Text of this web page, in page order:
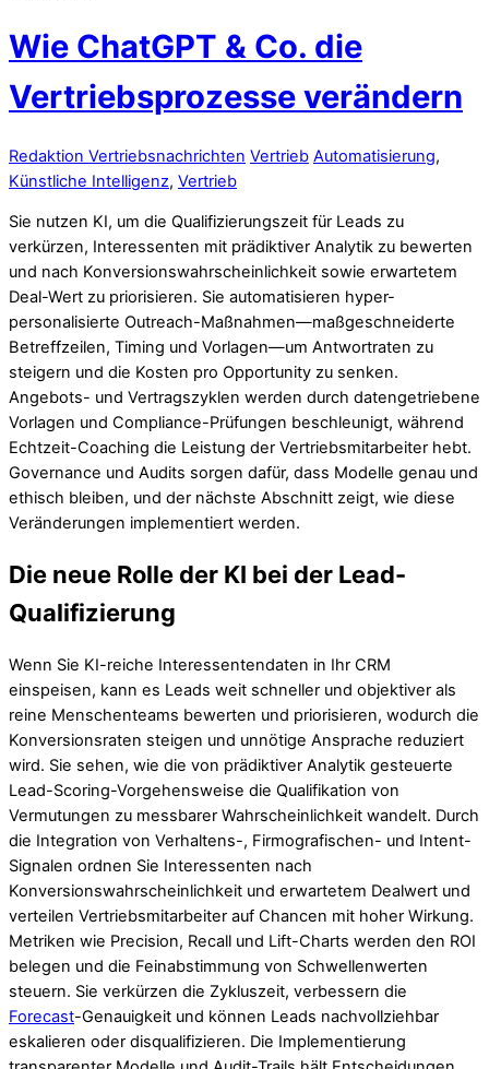
Wie ChatGPT & Co. die
Vertriebsprozesse verändern
Redaktion Vertriebsnachrichten Vertrieb Automatisierung,
Künstliche Intelligenz, Vertrieb
Sie nutzen KI, um die Qualifizierungszeit für Leads zu
verkürzen, Interessenten mit prädiktiver Analytik zu bewerten
und nach Konversionswahrscheinlichkeit sowie erwartetem
Deal-Wert zu priorisieren. Sie automatisieren hyper-
personalisierte Outreach-Maßnahmen—maßgeschneiderte
Betreffzeilen, Timing und Vorlagen—um Antwortraten zu
steigern und die Kosten pro Opportunity zu senken.
Angebots- und Vertragszyklen werden durch datengetriebene
Vorlagen und Compliance-Prüfungen beschleunigt, während
Echtzeit-Coaching die Leistung der Vertriebsmitarbeiter hebt.
Governance und Audits sorgen dafür, dass Modelle genau und
ethisch bleiben, und der nächste Abschnitt zeigt, wie diese
Veränderungen implementiert werden.
Die neue Rolle der KI bei der Lead-
Qualifizierung
Wenn Sie KI-reiche Interessentendaten in Ihr CRM
einspeisen, kann es Leads weit schneller und objektiver als
reine Menschenteams bewerten und priorisieren, wodurch die
Konversionsraten steigen und unnötige Ansprache reduziert
wird. Sie sehen, wie die von prädiktiver Analytik gesteuerte
Lead-Scoring-Vorgehensweise die Qualifikation von
Vermutungen zu messbarer Wahrscheinlichkeit wandelt. Durch
die Integration von Verhaltens-, Firmografischen- und Intent-
Signalen ordnen Sie Interessenten nach
Konversionswahrscheinlichkeit und erwartetem Dealwert und
verteilen Vertriebsmitarbeiter auf Chancen mit hoher Wirkung.
Metriken wie Precision, Recall und Lift-Charts werden den ROI
belegen und die Feinabstimmung von Schwellenwerten
steuern. Sie verkürzen die Zykluszeit, verbessern die
Forecast-Genauigkeit und können Leads nachvollziehbar
eskalieren oder disqualifizieren. Die Implementierung